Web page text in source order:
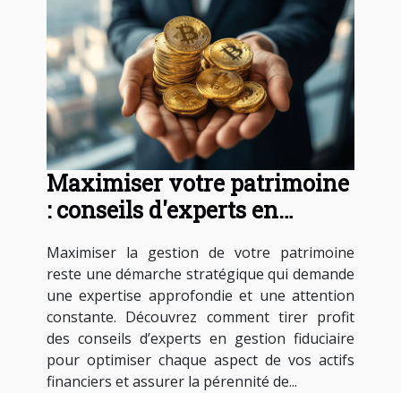
Maximiser votre patrimoine
: conseils d'experts en
Maximiser la gestion de votre patrimoine
reste une démarche stratégique qui demande
une expertise approfondie et une attention
constante. Découvrez comment tirer profit
des conseils d’experts en gestion fiduciaire
pour optimiser chaque aspect de vos actifs
financiers et assurer la pérennité de...